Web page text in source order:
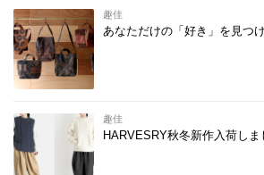
趣佳
あなただけの「好き」を見つ
趣佳
HARVESRY秋冬新作入荷しま